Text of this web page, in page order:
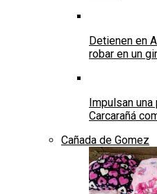
Detienen en
robar en un
Impulsan
Carcarañá
Cañada de Gomez